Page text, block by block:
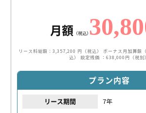
月額 （税込）
リース料総額：3,357,200 円（税込）
ボーナス月加算額
込）
設定残価 ：638,000円（税別）
プラン内容
リース期間 7年